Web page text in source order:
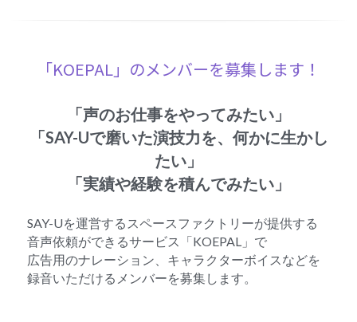
「KOEPAL」のメンバーを募集します！
「声のお仕事をやってみたい」
「SAY-Uで磨いた演技力を、何かに生かし
たい」
「実績や経験を積んでみたい」
SAY-Uを運営するスペースファクトリーが提供する
音声依頼ができるサービス「KOEPAL」で
広告用のナレーション、キャラクターボイスなどを
録音いただけるメンバーを募集します。